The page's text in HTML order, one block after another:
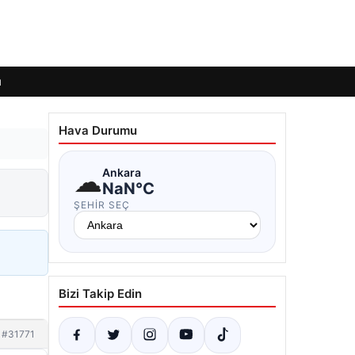
#31771
Hava Durumu
☁Ankara
NaN°C
ŞEHIR SEÇ
Bizi Takip Edin